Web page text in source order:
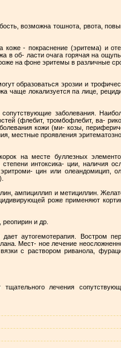
возможна тошнота, рвота,
- покраснение (эритема) и
в об- ласти очага горячая на
на фоне эритемы в различные
образоваться эрозии и
чаще локализуется па лице,
заболевания.
(флебит, тромбофлебит, ва-
кожи (ми- козы,
местные проявления
на месте буллезных
интоксика- ции, наличия
эритроми- цин или олеандомицип,
ампициллип и метициллин.
роже применяют
и др.
аутогемотерапия. Востром
Мест- ное лечение
с раствором риванола,
лечения